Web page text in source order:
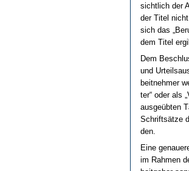
sicht­lich der
der Ti­tel
sich das
dem Ti­tel
Dem
und
beit­neh­mer
ter“ oder als
aus­geübten
Schriftsätze
den.
Ei­ne
im Rah­men